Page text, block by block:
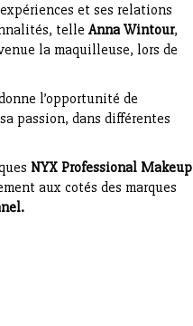
et ses relations
telle Anna Wintour,
la maquilleuse, lors de
l’opportunité de
passion, dans différentes
NYX Professional Makeup
aux cotés des marques